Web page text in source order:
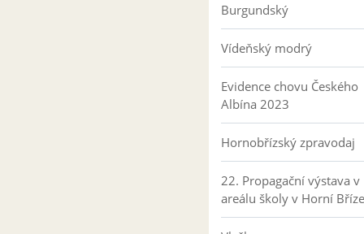
Burgundský
Vídeňský modrý
Evidence chovu Českého
Albína 2023
Hornobřízský zpravodaj
22. Propagační výstava v
areálu školy v Horní Bříze